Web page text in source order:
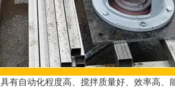
有自动化程度高、搅拌质量好、效率高